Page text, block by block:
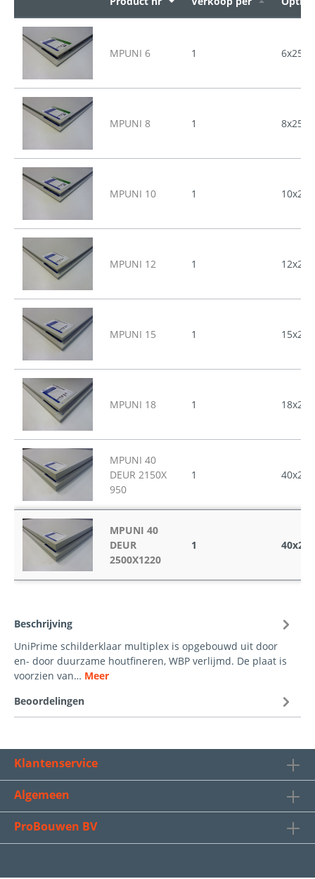
MPUNI 6 1
MPUNI 8 1
MPUNI 10 1
MPUNI 12 1
MPUNI 15 1
MPUNI 18 1
MPUNI 40
DEUR 2150X
950
1
MPUNI 40
DEUR
2500X1220
1
Beschrijving
UniPrime schilderklaar multiplex is opgebouwd uit door
en- door duurzame houtfineren, WBP verlijmd. De plaat is
voorzien van… Meer
Beoordelingen
Klantenservice
Algemeen
ProBouwen BV